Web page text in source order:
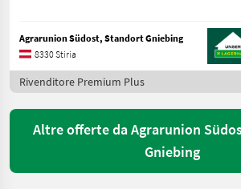
Agrarunion Südost, Standort Gniebing
8330 Stiria
Rivenditore Premium Plus
Altre offerte da Agrarunion
Gniebing